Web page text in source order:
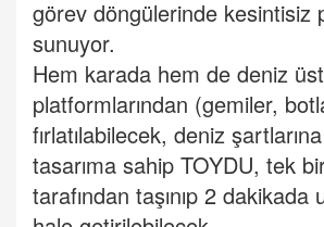
görev döngülerinde kesintisiz
sunuyor.
Hem karada hem de deniz
platformlarından (gemiler,
fırlatılabilecek, deniz şartlarına
tasarıma sahip TOYDU, tek
tarafından taşınıp 2 dakikada